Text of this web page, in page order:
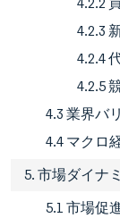
4.2.3
4.2.4
4.2.5
4.3 業界バ
4.4 マクロ
5. 市場ダイナ
5.1 市場促